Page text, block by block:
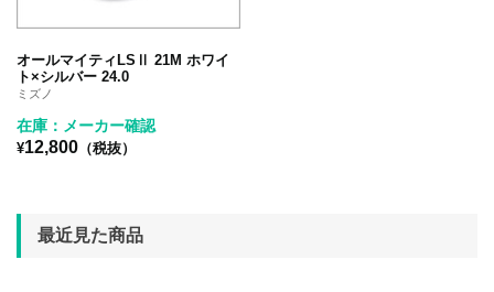
オールマイティLSⅡ 21M ホワイ
ト×シルバー 24.0
ミズノ
在庫：メーカー確認
¥12,800 （税抜）
最近見た商品